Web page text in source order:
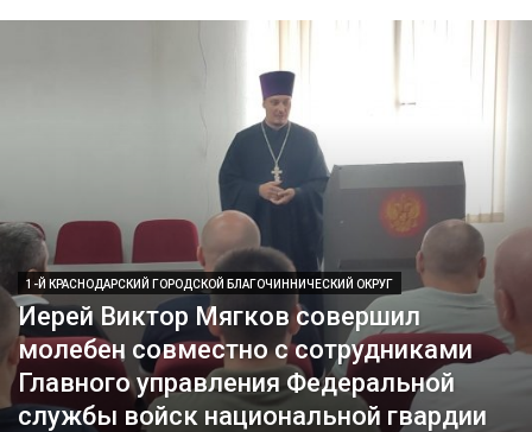
1-Й КРАСНОДАРСКИЙ ГОРОДСКОЙ БЛАГОЧИННИЧЕСКИЙ ОКРУГ
Иерей Виктор Мягков совершил
молебен совместно с сотрудниками
Главного управления Федеральной
службы войск национальной гвардии